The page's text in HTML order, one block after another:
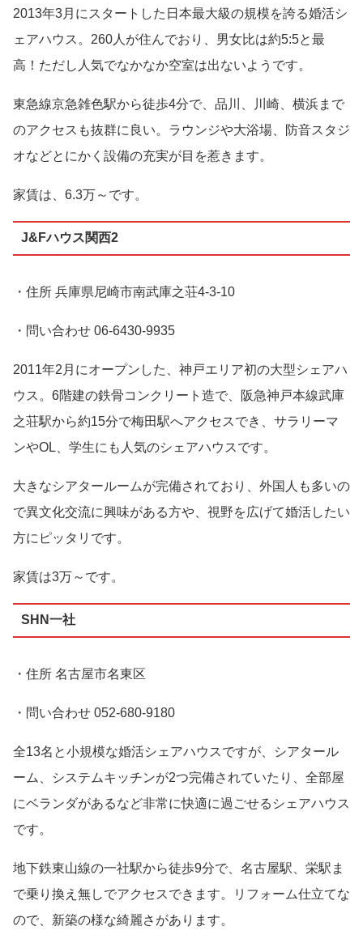
2013年3月にスタートした日本最大級の規模を誇る婚活シ
ェアハウス。260人が住んでおり、男女比は約5:5と最
高！ただし人気でなかなか空室は出ないようです。
東急線京急雑色駅から徒歩4分で、品川、川崎、横浜まで
のアクセスも抜群に良い。ラウンジや大浴場、防音スタジ
オなどとにかく設備の充実が目を惹きます。
家賃は、6.3万～です。
J&Fハウス関西2
・住所 兵庫県尼崎市南武庫之荘4-3-10
・問い合わせ 06-6430-9935
2011年2月にオープンした、神戸エリア初の大型シェアハ
ウス。6階建の鉄骨コンクリート造で、阪急神戸本線武庫
之荘駅から約15分で梅田駅へアクセスでき、サラリーマ
ンやOL、学生にも人気のシェアハウスです。
大きなシアタールームが完備されており、外国人も多いの
で異文化交流に興味がある方や、視野を広げて婚活したい
方にピッタリです。
家賃は3万～です。
SHN一社
・住所 名古屋市名東区
・問い合わせ 052-680-9180
全13名と小規模な婚活シェアハウスですが、シアタール
ーム、システムキッチンが2つ完備されていたり、全部屋
にベランダがあるなど非常に快適に過ごせるシェアハウス
です。
地下鉄東山線の一社駅から徒歩9分で、名古屋駅、栄駅ま
で乗り換え無しでアクセスできます。リフォーム仕立てな
ので、新築の様な綺麗さがあります。